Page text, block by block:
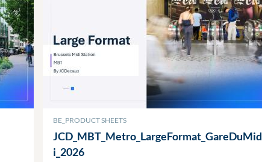
BE_PRODUCT SHEETS
JCD_MBT_Metro_LargeFormat_GareDuMid
i_2026